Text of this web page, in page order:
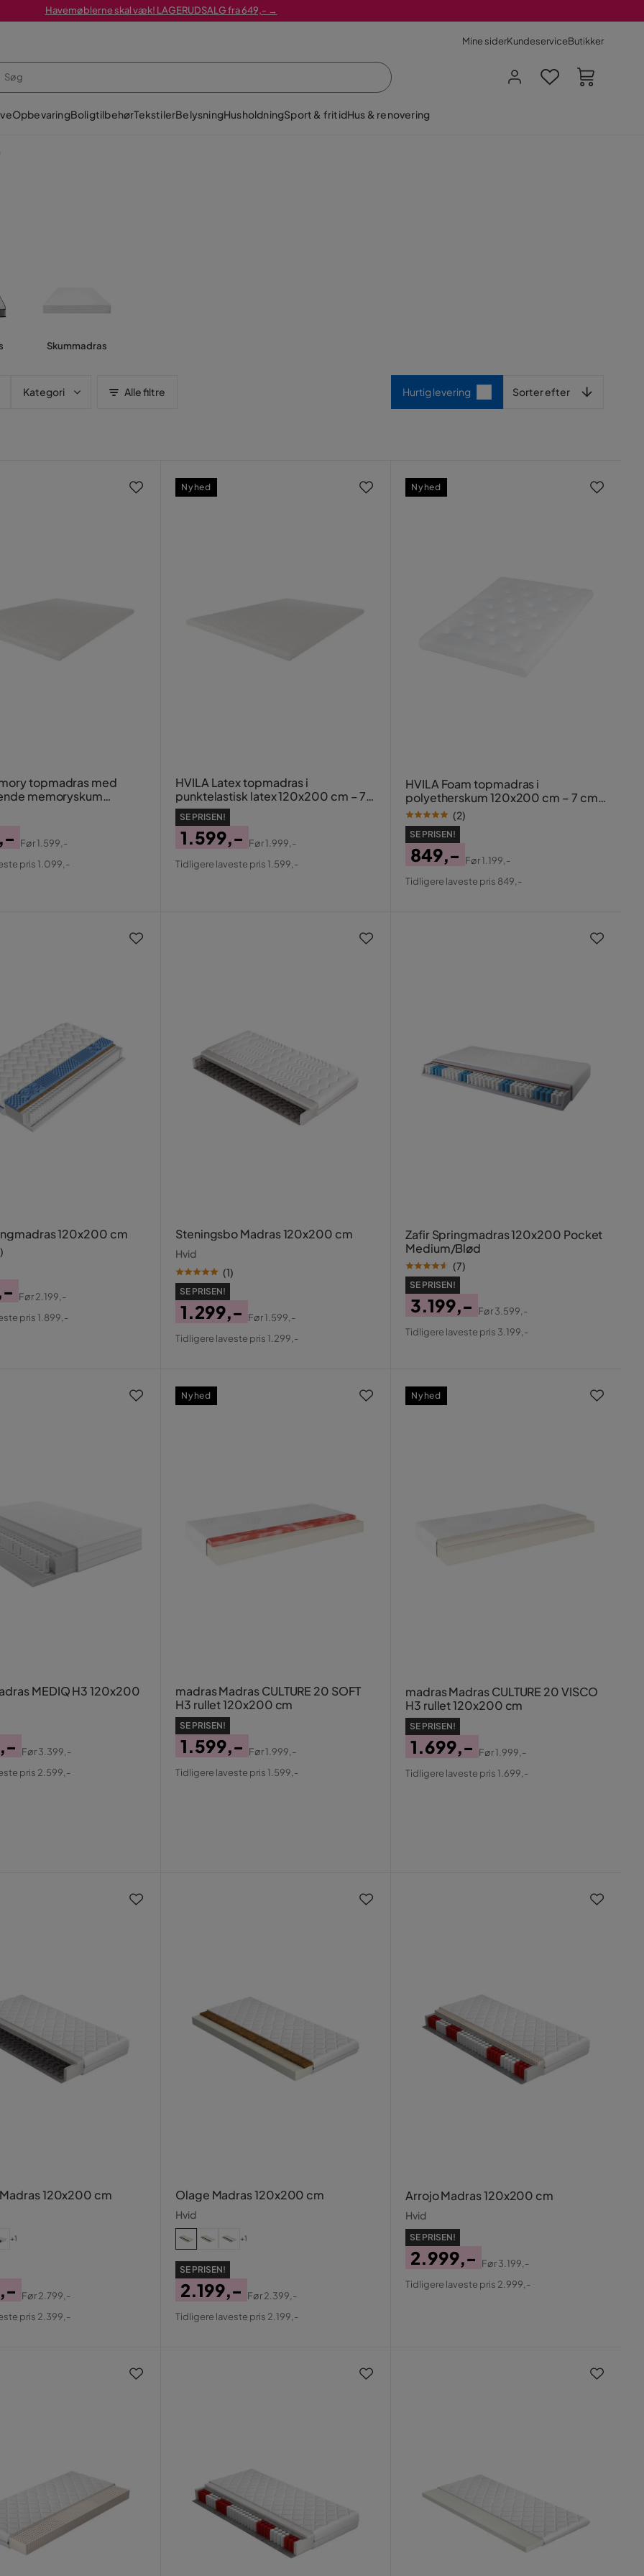
Havemøblerne skal væk! LAGERUDSALG fra 649,- →
Mine siderKundeserviceButikker
OpbevaringBoligtilbehørTekstilerBelysningHusholdningSport & fritidHus & renovering
Skummadras
Kategori Alle filtre Hurtig levering Sorter efter
topmadras med
memoryskum
- 7 cm blød/mellem,
Før1.599,-
pris 1.099,-
HVILA Latex topmadras i
punktelastisk latex 120x200 cm – 7
cm mellem/fast, vaskbart betræk
SE PRISEN!
Pris
1.599,-
Original
Før1.999,-
Tidligere laveste pris 1.599,-
Nyhed
HVILA Foam topmadras i
polyetherskum 120x200 cm – 7 cm,
mellem (2)
SE PRISEN!
Pris
849,-
Original
Før1.199,-
Tidligere laveste pris 849,-
Nyhed
120x200 cm
)
Før2.199,-
pris 1.899,-
Steningsbo Madras 120x200 cm
Hvid
(1)
SE PRISEN!
Pris
1.299,-
Original
Før1.599,-
Tidligere laveste pris 1.299,-
Zafir Springmadras 120x200 Pocket
Medium/Blød
(7)
SE PRISEN!
Pris
3.199,-
Original
Før3.599,-
Tidligere laveste pris 3.199,-
MEDIQ H3 120x200
Før3.399,-
pris 2.599,-
madras Madras CULTURE 20 SOFT
H3 rullet 120x200 cm
SE PRISEN!
Pris
1.599,-
Original
Før1.999,-
Tidligere laveste pris 1.599,-
Nyhed
madras Madras CULTURE 20 VISCO
H3 rullet 120x200 cm
SE PRISEN!
Pris
1.699,-
Original
Før1.999,-
Tidligere laveste pris 1.699,-
Nyhed
120x200 cm
+1
Før2.799,-
pris 2.399,-
Olage Madras 120x200 cm
Hvid
+1
SE PRISEN!
Pris
2.199,-
Original
Før2.399,-
Tidligere laveste pris 2.199,-
Arrojo Madras 120x200 cm
Hvid
SE PRISEN!
Pris
2.999,-
Original
Før3.199,-
Tidligere laveste pris 2.999,-